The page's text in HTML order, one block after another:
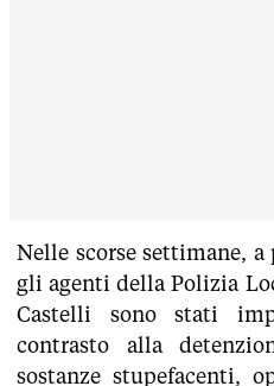
Nelle scorse settimane,
gli agenti della Polizia
Castelli sono stati
contrasto alla
sostanze stupefacenti,